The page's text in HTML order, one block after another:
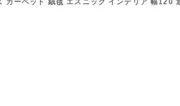
カーペット 絨毯 エスニック インテリア 幅120